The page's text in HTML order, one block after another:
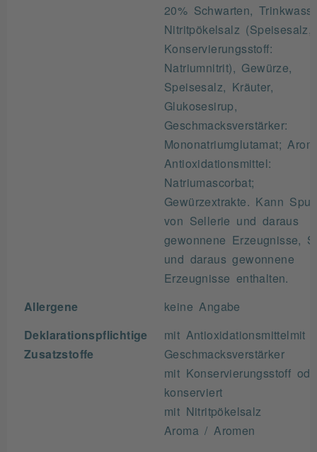
20% Schwarten,
Nitritpökelsalz (Speisesalz,
Konservierungsstoff:
Natriumnitrit), Gewürze,
Speisesalz, Kräuter,
Glukosesirup,
Geschmacksverstärker:
Mononatriumglutamat;
Antioxidationsmittel:
Natriumascorbat;
Gewürzextrakte. Kann
von Sellerie und daraus
gewonnene Erzeugnisse,
und daraus gewonnene
Erzeugnisse enthalten.
Allergene keine Angabe
Deklarationspflichtige
Zusatzstoffe
mit Antioxidationsmittelmit
Geschmacksverstärker
mit Konservierungsstoff
konserviert
mit Nitritpökelsalz
Aroma / Aromen